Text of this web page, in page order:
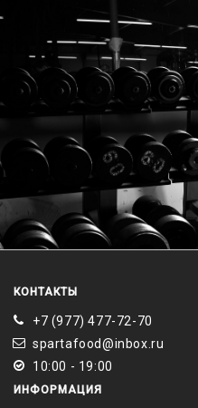
КОНТАКТЫ
+7 (977) 477-72-70
spartafood@inbox.ru
10:00 - 19:00
ИНФОРМАЦИЯ